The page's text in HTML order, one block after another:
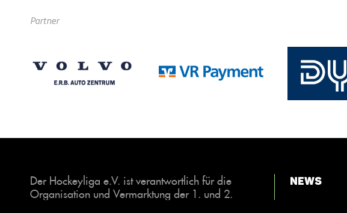
Partner
Der Hockeyliga e.V. ist verantwortlich für die
Organisation und Vermarktung der 1. und 2.
News